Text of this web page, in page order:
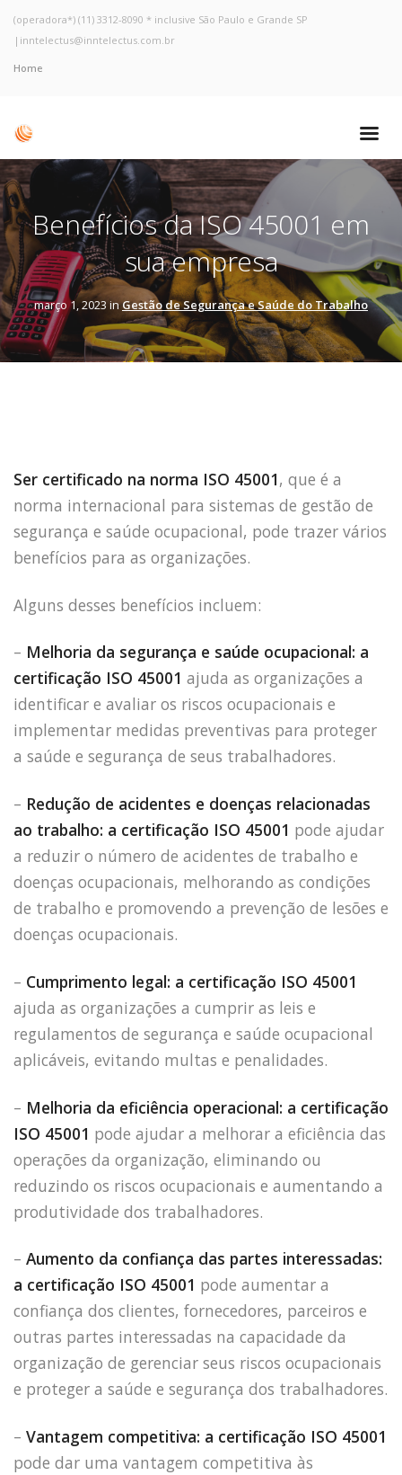
(operadora*) (11) 3312-8090 * inclusive São Paulo e Grande SP
| inntelectus@inntelectus.com.br
Home
Benefícios da ISO 45001 em
sua empresa
março 1, 2023 inGestão de Segurança e Saúde do Trabalho
Ser certificado na norma ISO 45001, que é a
norma internacional para sistemas de gestão de
segurança e saúde ocupacional, pode trazer vários
benefícios para as organizações.
Alguns desses benefícios incluem:
– Melhoria da segurança e saúde ocupacional: a
certificação ISO 45001 ajuda as organizações a
identificar e avaliar os riscos ocupacionais e
implementar medidas preventivas para proteger
a saúde e segurança de seus trabalhadores.
– Redução de acidentes e doenças relacionadas
ao trabalho: a certificação ISO 45001 pode ajudar
a reduzir o número de acidentes de trabalho e
doenças ocupacionais, melhorando as condições
de trabalho e promovendo a prevenção de lesões e
doenças ocupacionais.
– Cumprimento legal: a certificação ISO 45001
ajuda as organizações a cumprir as leis e
regulamentos de segurança e saúde ocupacional
aplicáveis, evitando multas e penalidades.
– Melhoria da eficiência operacional: a certificação
ISO 45001 pode ajudar a melhorar a eficiência das
operações da organização, eliminando ou
reduzindo os riscos ocupacionais e aumentando a
produtividade dos trabalhadores.
– Aumento da confiança das partes interessadas:
a certificação ISO 45001 pode aumentar a
confiança dos clientes, fornecedores, parceiros e
outras partes interessadas na capacidade da
organização de gerenciar seus riscos ocupacionais
e proteger a saúde e segurança dos trabalhadores.
– Vantagem competitiva: a certificação ISO 45001
pode dar uma vantagem competitiva às